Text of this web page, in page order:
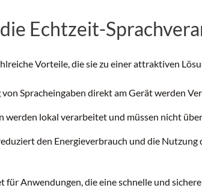
Echtzeit-
Vorteile, die sie zu einer attraktiven
Spracheingaben direkt am Gerät werden
werden lokal verarbeitet und müssen nicht
den Energieverbrauch und die
für Anwendungen, die eine schnelle und